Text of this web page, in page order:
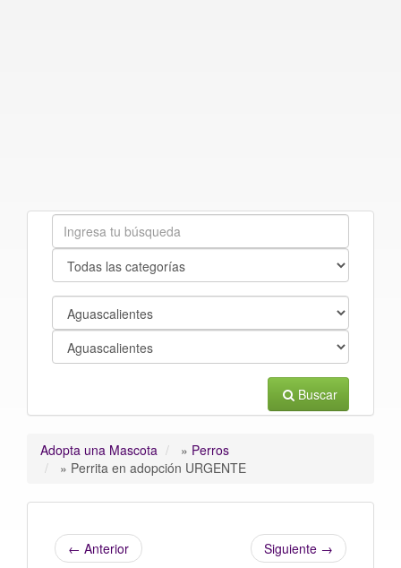
Buscar
Adopta una Mascota » Perros
» Perrita en adopción URGENTE
← Anterior Siguiente →